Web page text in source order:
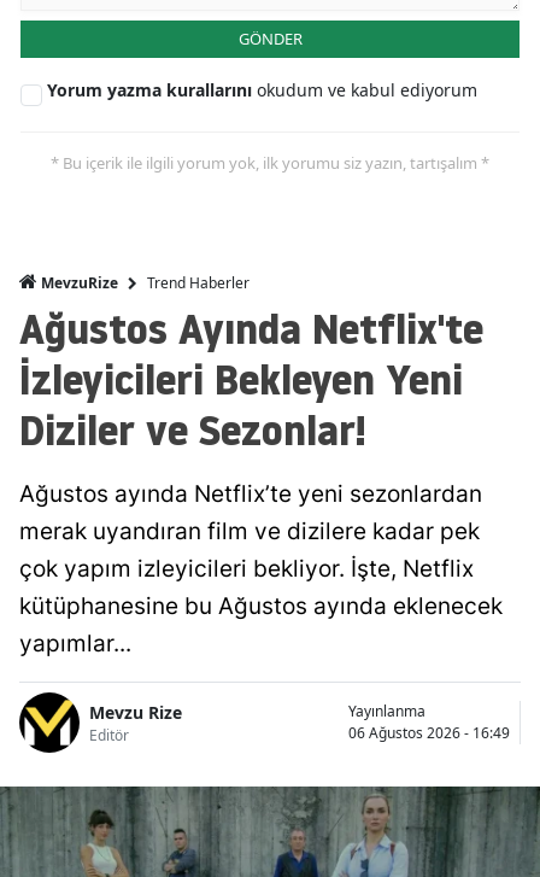
GÖNDER
Yorum yazma kurallarını okudum ve kabul ediyorum
* Bu içerik ile ilgili yorum yok, ilk yorumu siz yazın, tartışalım *
MevzuRize Trend Haberler
Ağustos Ayında Netflix'te
İzleyicileri Bekleyen Yeni
Diziler ve Sezonlar!
Ağustos ayında Netflix’te yeni sezonlardan
merak uyandıran film ve dizilere kadar pek
çok yapım izleyicileri bekliyor. İşte, Netflix
kütüphanesine bu Ağustos ayında eklenecek
yapımlar...
Mevzu Rize
Editör
Yayınlanma
06 Ağustos 2026 - 16:49